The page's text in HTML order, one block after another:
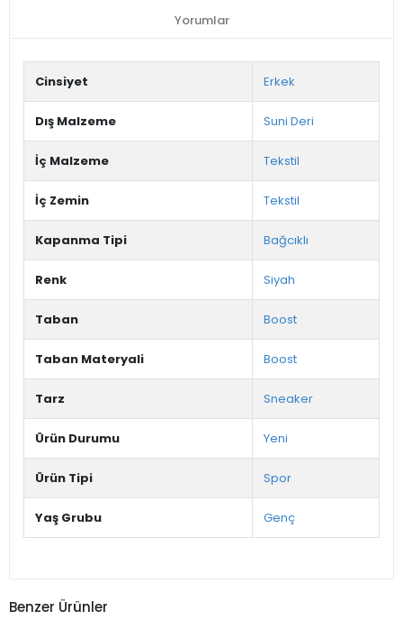
Yorumlar
Cinsiyet Erkek
Dış Malzeme Suni Deri
İç Malzeme Tekstil
İç Zemin Tekstil
Kapanma Tipi Bağcıklı
Renk Siyah
Taban Boost
Taban Materyali Boost
Tarz Sneaker
Ürün Durumu Yeni
Ürün Tipi Spor
Yaş Grubu Genç
Benzer Ürünler